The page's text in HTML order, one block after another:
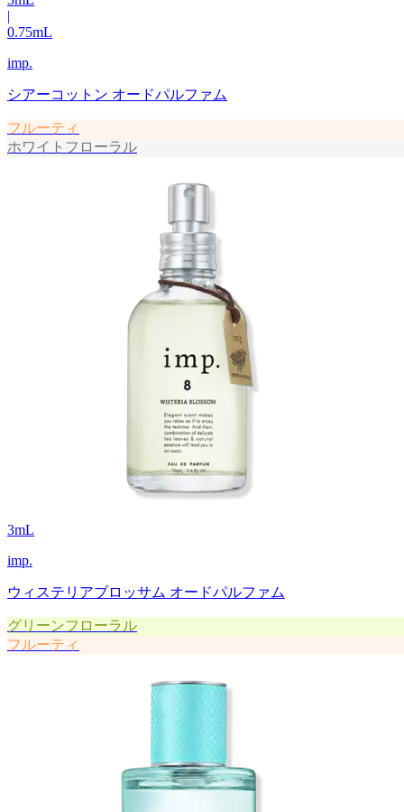
|
0.75mL
imp.
シアーコットン オードパルファム
フルーティ
ホワイトフローラル
3mL
imp.
ウィステリアブロッサム オードパルファム
グリーンフローラル
フルーティ